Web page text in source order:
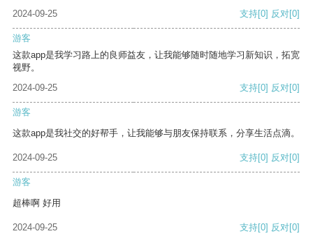
2024-09-25
支持[0] 反对[0]
游客
这款app是我学习路上的良师益友，让我能够随时随地学习新知识，拓宽
视野。
2024-09-25
支持[0] 反对[0]
游客
这款app是我社交的好帮手，让我能够与朋友保持联系，分享生活点滴。
2024-09-25 支持[0] 反对[0]
游客
超棒啊 好用
2024-09-25 支持[0] 反对[0]